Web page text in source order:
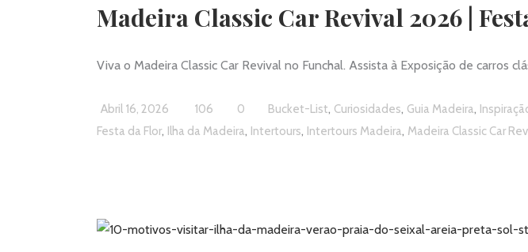
Madeira Classic Car Revival 2026 |
Viva o Madeira Classic Car Revival no Funchal. Assista à Exposição de carros
Abril 16, 2026 106 0 Bucket-List, Curiosidades, Guia Madeira,
Festa da Flor, Ilha da Madeira, Intertours, Intertours Madeira, Madeira Classic Car